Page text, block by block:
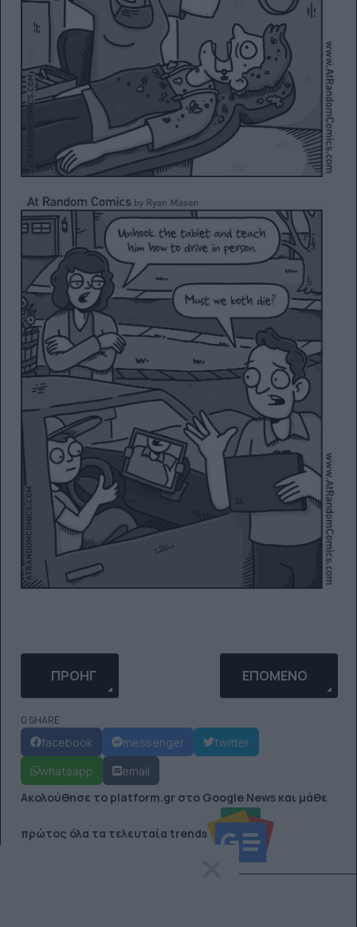
ΠΡΟΗΓΟΎΜΕΝΟ ΆΡΘΡΟ: ΌΛΑ ΤΑ ΞΕΚΑΡΔΙΣΤΙΚΆ
ΠΡΟΗΓ ΕΠΌΜΕΝΟ ΆΡΘΡΟ:
ΕΠΌΜΕΝΟ
0 SHARE
facebook messenger
twitter
whatsapp
email
Ακολούθησε το platform.gr στο Google News και μάθε
πρώτος όλα τα τελευταία trends